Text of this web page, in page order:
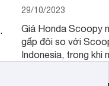
29/10/2023
Giá Honda Scoopy
gấp đôi so với
Indonesia, trong khi
chênh lệch giá lớn